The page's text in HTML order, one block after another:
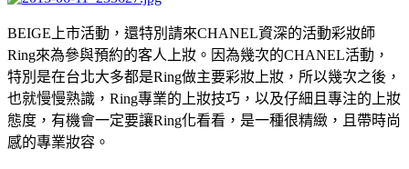
BEIGE上市活動，還特別請來CHANEL資深的活動彩妝師
Ring來為參與預約的客人上妝。因為幾次的CHANEL活動，
特別是在台北大多都是Ring做主要彩妝上妝，所以幾次之後，
也就慢慢熟識，Ring專業的上妝技巧，以及仔細且專注的上妝
態度，有機會一定要讓Ring化看看，是一種很精緻，且帶時尚
感的專業妝容。